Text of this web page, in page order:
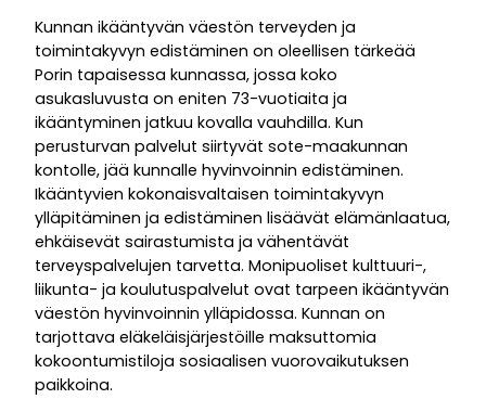
Kunnan ikääntyvän väestön terveyden ja
toimintakyvyn edistäminen on oleellisen tärkeää
Porin tapaisessa kunnassa, jossa koko
asukasluvusta on eniten 73-vuotiaita ja
ikääntyminen jatkuu kovalla vauhdilla. Kun
perusturvan palvelut siirtyvät sote-maakunnan
kontolle, jää kunnalle hyvinvoinnin edistäminen.
Ikääntyvien kokonaisvaltaisen toimintakyvyn
ylläpitäminen ja edistäminen lisäävät elämänlaatua,
ehkäisevät sairastumista ja vähentävät
terveyspalvelujen tarvetta. Monipuoliset kulttuuri-,
liikunta- ja koulutuspalvelut ovat tarpeen ikääntyvän
väestön hyvinvoinnin ylläpidossa. Kunnan on
tarjottava eläkeläisjärjestöille maksuttomia
kokoontumistiloja sosiaalisen vuorovaikutuksen
paikkoina.